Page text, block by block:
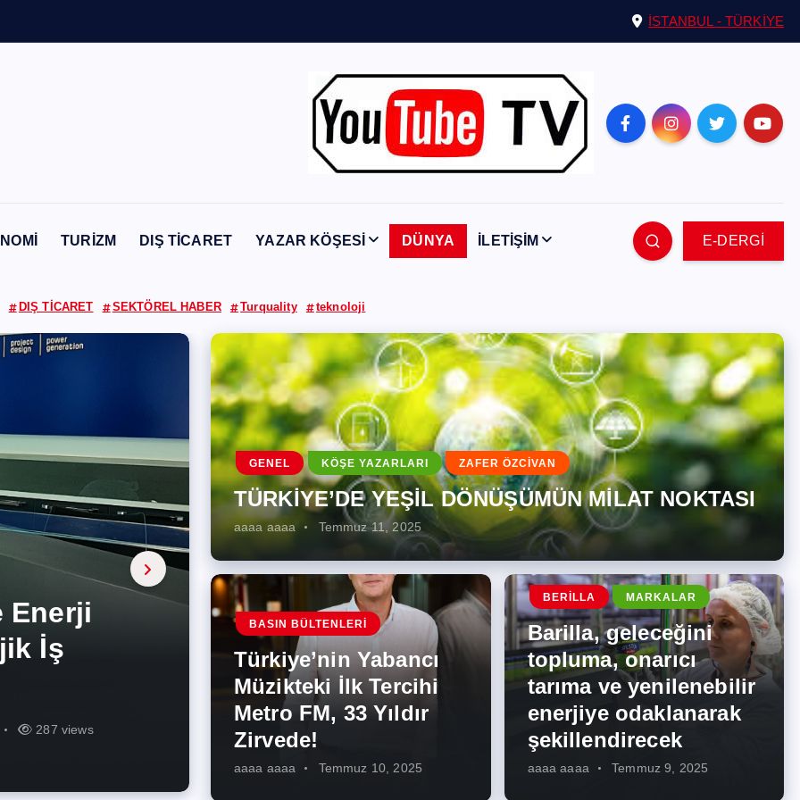
İSTANBUL - TÜRKİYE
TURİZM DIŞ TİCARET YAZAR KÖŞESİ DÜNYA İLETİŞİM E-DERGİ
DIŞ TİCARET SEKTÖREL HABER Turquality teknoloji
344 views
İlk
273 views
275 views
Enerji
İş
287 views
Kısa
227 views
Artması
262 views
GENEL KÖŞE YAZARLARI ZAFER ÖZCİVAN
TÜRKİYE’DE YEŞİL DÖNÜŞÜMÜN MİLAT NOKTASI
aaaa aaaa Temmuz 11, 2025
BASIN BÜLTENLERI
Türkiye’nin Yabancı
Müzikteki İlk Tercihi
Metro FM, 33 Yıldır
Zirvede!
aaaa aaaa Temmuz 10, 2025
BERILLA MARKALAR
Barilla, geleceğini
topluma, onarıcı
tarıma ve yenilenebilir
enerjiye odaklanarak
şekillendirecek
aaaa aaaa Temmuz 9, 2025